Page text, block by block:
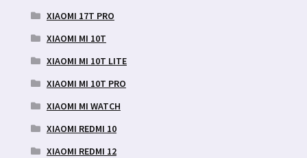
XIAOMI 17T PRO
XIAOMI MI 10T
XIAOMI MI 10T LITE
XIAOMI MI 10T PRO
XIAOMI MI WATCH
XIAOMI REDMI 10
XIAOMI REDMI 12